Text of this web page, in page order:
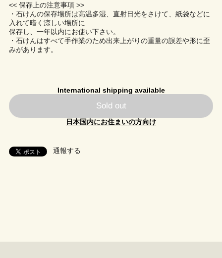
<< 保存上の注意事項 >>
・石けんの保存場所は高温多湿、直射日光をさけて、紙袋などに
入れて暗く涼しい場所に
保存し、一年以内にお使い下さい。
・石けんはすべて手作業のため出来上がりの重量の誤差や形に歪
みがあります。
International shipping available
Sold out
日本国内にお住まいの方向け
通報する